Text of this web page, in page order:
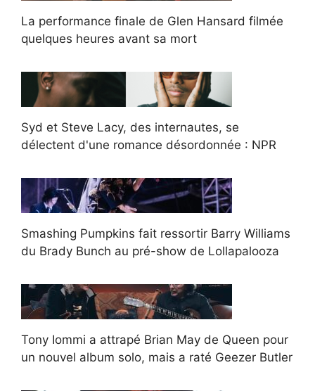
La performance finale de Glen Hansard filmée
quelques heures avant sa mort
Syd et Steve Lacy, des internautes, se
délectent d'une romance désordonnée : NPR
Smashing Pumpkins fait ressortir Barry Williams
du Brady Bunch au pré-show de Lollapalooza
Tony Iommi a attrapé Brian May de Queen pour
un nouvel album solo, mais a raté Geezer Butler